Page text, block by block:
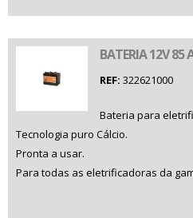
BATERIA 12V 85
REF: 322621000
Bateria para
Tecnologia puro Cálcio.
Pronta a usar.
Para todas as eletrificadoras da